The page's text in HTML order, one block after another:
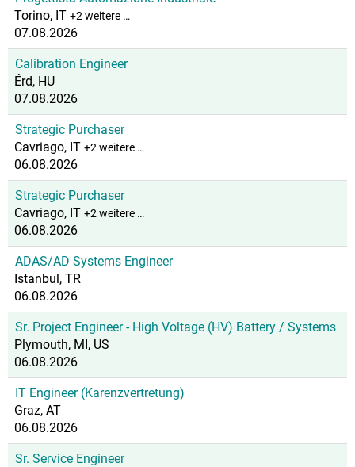
Torino, IT +2 weitere …
07.08.2026
Calibration Engineer
Érd, HU
07.08.2026
Strategic Purchaser
Cavriago, IT +2 weitere …
06.08.2026
Strategic Purchaser
Cavriago, IT +2 weitere …
06.08.2026
ADAS/AD Systems Engineer
Istanbul, TR
06.08.2026
Sr. Project Engineer - High Voltage (HV) Battery / Systems
Plymouth, MI, US
06.08.2026
IT Engineer (Karenzvertretung)
Graz, AT
06.08.2026
Sr. Service Engineer